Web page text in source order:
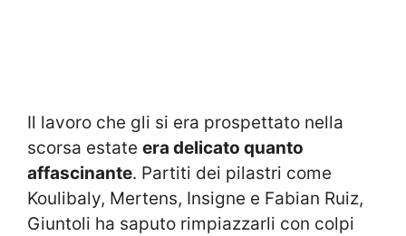
Il lavoro che gli si era prospettato nella
scorsa estate era delicato quanto
affascinante. Partiti dei pilastri come
Koulibaly, Mertens, Insigne e Fabian Ruiz,
Giuntoli ha saputo rimpiazzarli con colpi